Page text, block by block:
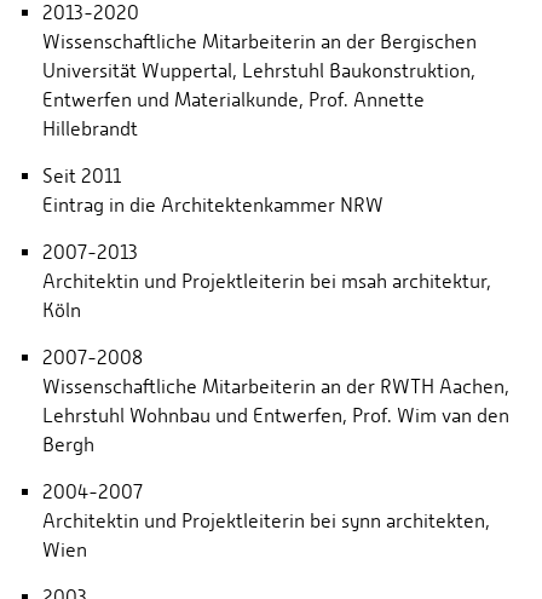
2013-2020
Wissenschaftliche Mitarbeiterin an der Bergischen
Universität Wuppertal, Lehrstuhl Baukonstruktion,
Entwerfen und Materialkunde, Prof. Annette
Hillebrandt
Seit 2011
Eintrag in die Architektenkammer NRW
2007-2013
Architektin und Projektleiterin bei msah architektur,
Köln
2007-2008
Wissenschaftliche Mitarbeiterin an der RWTH Aachen,
Lehrstuhl Wohnbau und Entwerfen, Prof. Wim van den
Bergh
2004-2007
Architektin und Projektleiterin bei synn architekten,
Wien